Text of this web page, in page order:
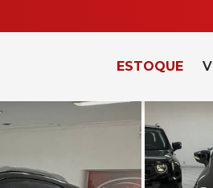
ESTOQUE